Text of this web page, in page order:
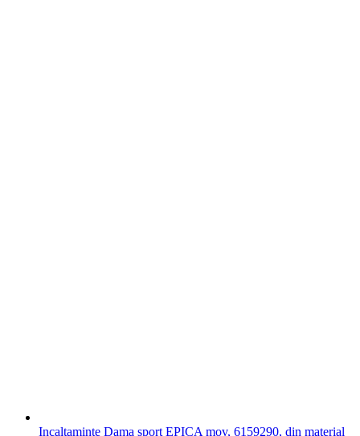
Incaltaminte Dama sport EPICA mov, 6159290, din material